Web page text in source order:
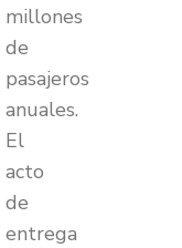
millones
de
pasajeros
anuales.
El
acto
de
entrega